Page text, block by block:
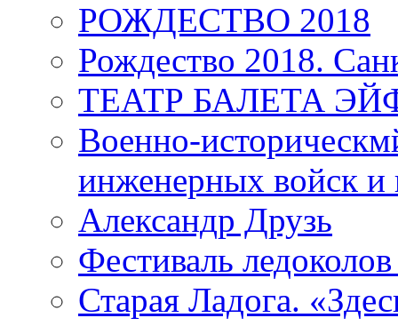
РОЖДЕСТВО 2018
Рождество 2018.
ТЕАТР БАЛЕТА
Военно-
инженерных войск и
Александр Друзь
Фестиваль
Старая Ладога.